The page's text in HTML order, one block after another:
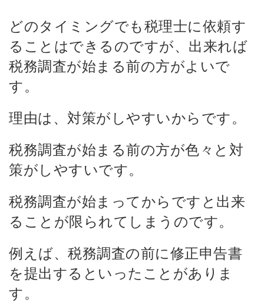
どのタイミングでも税理士に依頼す
ることはできるのですが、出来れば
税務調査が始まる前の方がよいで
す。
理由は、対策がしやすいからです。
税務調査が始まる前の方が色々と対
策がしやすいです。
税務調査が始まってからですと出来
ることが限られてしまうのです。
例えば、税務調査の前に修正申告書
を提出するといったことがありま
す。